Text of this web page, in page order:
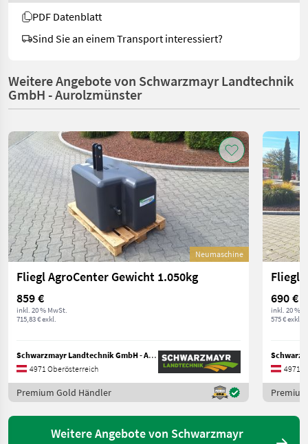
PDF Datenblatt
Sind Sie an einem Transport interessiert?
Weitere Angebote von Schwarzmayr Landtechnik
GmbH - Aurolzmünster
Neumaschine
Fliegl AgroCenter Gewicht 1.050kg
859 €
inkl. 20 % MwSt.
715,83 € exkl.
Schwarzmayr Landtechnik GmbH - Aurolzmünster
4971 Oberösterreich
Premium Gold Händler
Fliegl
690 €
inkl. 20 %
575 € exkl.
4971
Weitere Angebote von Schwarzmayr